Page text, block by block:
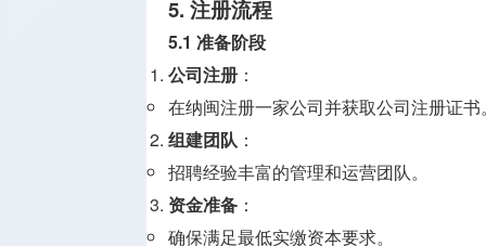
5. 注册流程
5.1 准备阶段
公司注册 ：
在纳闽注册一家公司并获取公司注册证书
组建团队 ：
招聘经验丰富的管理和运营团队。
资金准备 ：
确保满足最低实缴资本要求。